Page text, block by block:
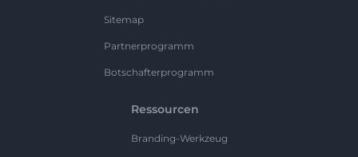
Sitemap
Partnerprogramm
Botschafterprogramm
Ressourcen
Branding-Werkzeug